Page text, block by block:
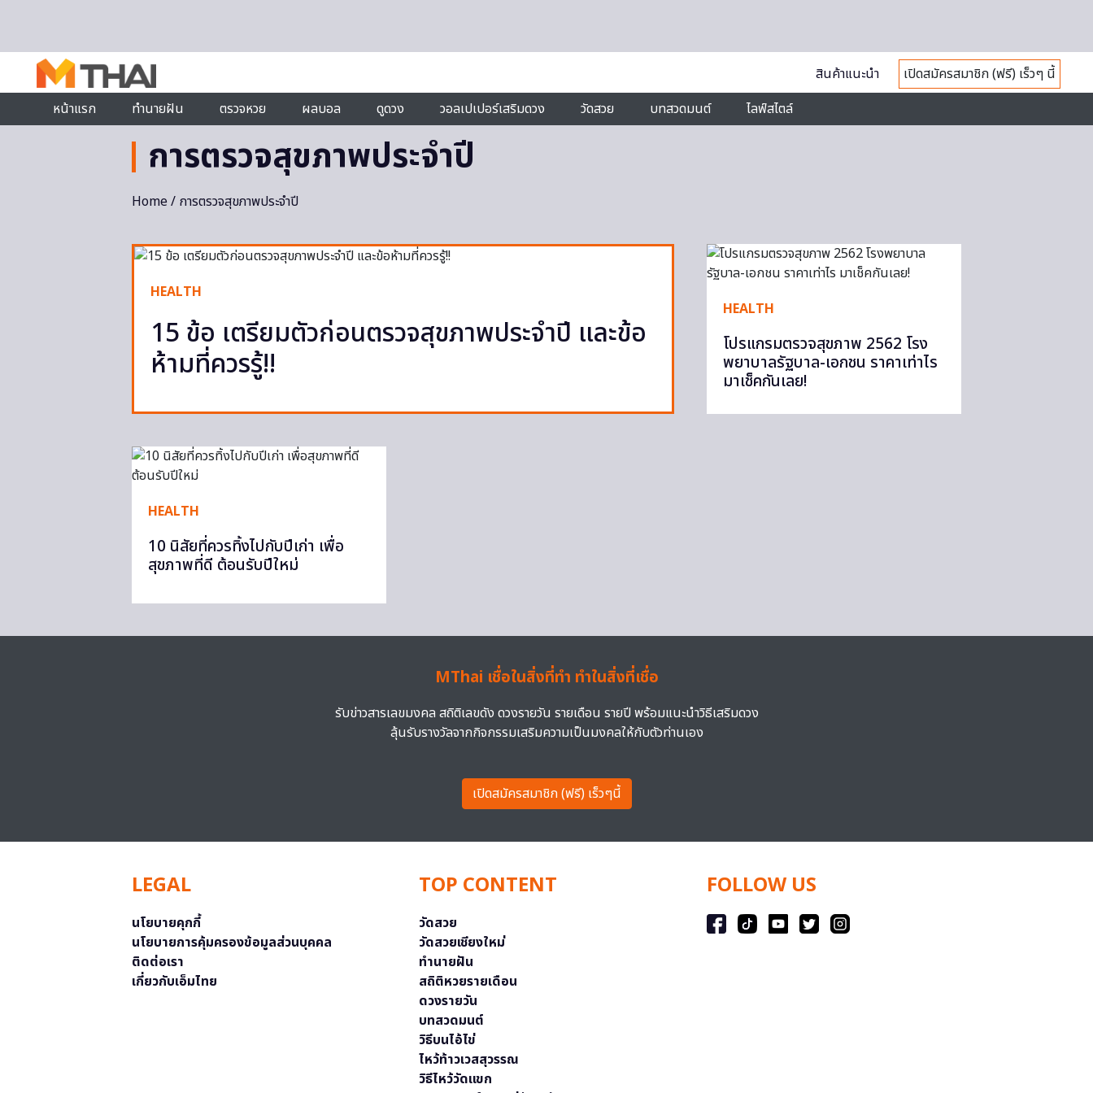
สินค้าแนะนำ
เปิดสมัครสมาชิก (ฟรี) เร็วๆ นี้
หน้าแรก
ทำนายฝัน ตรวจหวย ผลบอล ดูดวง วอลเปเปอร์เสริมดวง วัดสวย บทสวดมนต์ ไลฟ์สไตล์
การตรวจสุขภาพประจำปี
Home/ การตรวจสุขภาพประจำปี
HEALTH
15 ข้อ เตรียมตัวก่อนตรวจสุขภาพประจำปี และข้อ
ห้ามที่ควรรู้!!
HEALTH
โปรแกรมตรวจสุขภาพ 2562 โรง
พยาบาลรัฐบาล-เอกชน ราคาเท่าไร
มาเช็คกันเลย!
HEALTH
10 นิสัยที่ควรทิ้งไปกับปีเก่า เพื่อ
สุขภาพที่ดี ต้อนรับปีใหม่
MThai เชื่อในสิ่งที่ทำ ทำในสิ่งที่เชื่อ
รับข่าวสารเลขมงคล สถิติเลขดัง ดวงรายวัน รายเดือน รายปี พร้อมแนะนำวิธีเสริมดวง
ลุ้นรับรางวัลจากกิจกรรมเสริมความเป็นมงคลให้กับตัวท่านเอง
เปิดสมัครสมาชิก (ฟรี) เร็วๆนี้
LEGAL
นโยบายคุกกี้
นโยบายการคุ้มครองข้อมูลส่วนบุคคล
ติดต่อเรา
เกี่ยวกับเอ็มไทย
TOP CONTENT
วัดสวย
วัดสวยเชียงใหม่
ทำนายฝัน
สถิติหวยรายเดือน
ดวงรายวัน
บทสวดมนต์
วิธีบนไอ้ไข่
ไหว้ท้าวเวสสุวรรณ
วิธีไหว้วัดแขก
FOLLOW US